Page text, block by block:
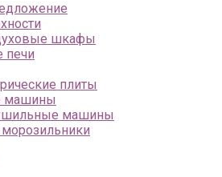
шкафы
печи
плиты
машины
машины